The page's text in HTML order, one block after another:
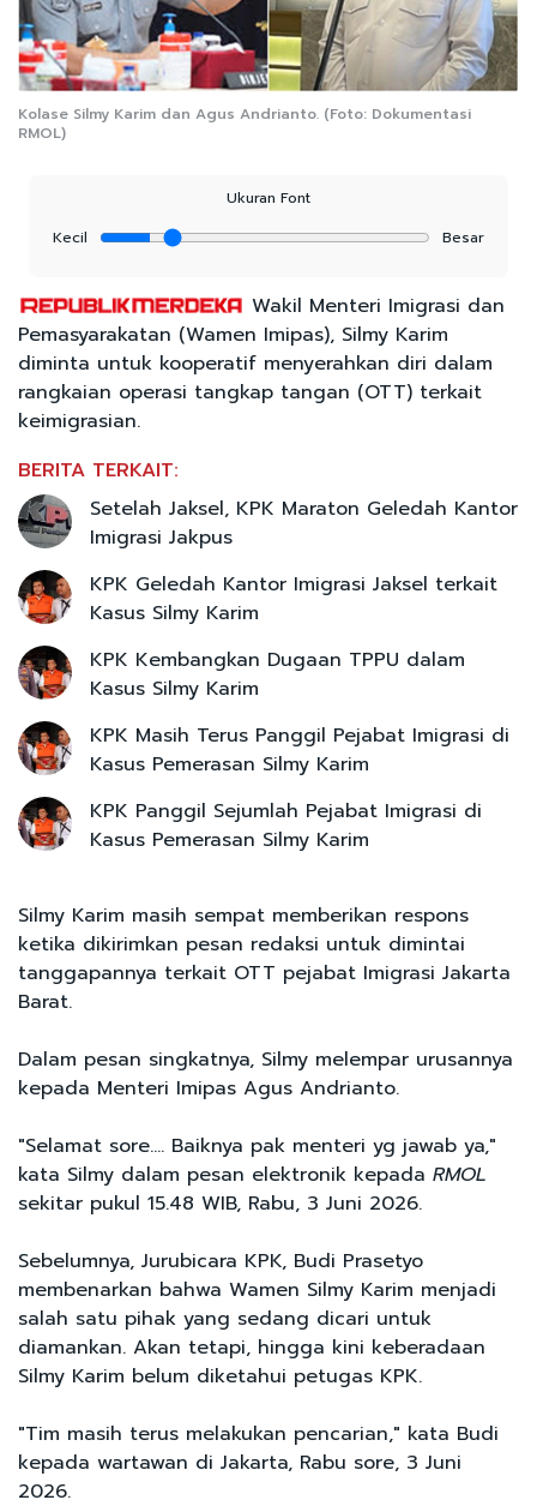
Kolase Silmy Karim dan Agus Andrianto. (Foto: Dokumentasi
RMOL)
Ukuran Font
Kecil
Besar
Wakil Menteri Imigrasi dan
Pemasyarakatan (Wamen Imipas), Silmy Karim
diminta untuk kooperatif menyerahkan diri dalam
rangkaian operasi tangkap tangan (OTT) terkait
keimigrasian.
BERITA TERKAIT:
Setelah Jaksel, KPK Maraton Geledah Kantor
Imigrasi Jakpus
KPK Geledah Kantor Imigrasi Jaksel terkait
Kasus Silmy Karim
KPK Kembangkan Dugaan TPPU dalam
Kasus Silmy Karim
KPK Masih Terus Panggil Pejabat Imigrasi di
Kasus Pemerasan Silmy Karim
KPK Panggil Sejumlah Pejabat Imigrasi di
Kasus Pemerasan Silmy Karim
Silmy Karim masih sempat memberikan respons
ketika dikirimkan pesan redaksi untuk dimintai
tanggapannya terkait OTT pejabat Imigrasi Jakarta
Barat.
Dalam pesan singkatnya, Silmy melempar urusannya
kepada Menteri Imipas Agus Andrianto.
"Selamat sore…. Baiknya pak menteri yg jawab ya,"
kata Silmy dalam pesan elektronik kepada RMOL
sekitar pukul 15.48 WIB, Rabu, 3 Juni 2026.
Sebelumnya, Jurubicara KPK, Budi Prasetyo
membenarkan bahwa Wamen Silmy Karim menjadi
salah satu pihak yang sedang dicari untuk
diamankan. Akan tetapi, hingga kini keberadaan
Silmy Karim belum diketahui petugas KPK.
"Tim masih terus melakukan pencarian," kata Budi
kepada wartawan di Jakarta, Rabu sore, 3 Juni
2026.